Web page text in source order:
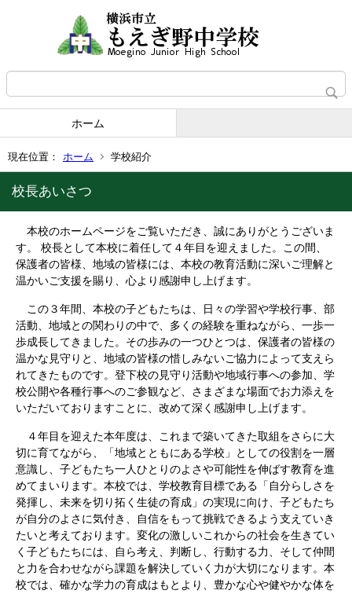
ホーム
現在位置： ホーム 学校紹介
校長あいさつ
本校のホームページをご覧いただき、誠にありがとうございま
す。 校長として本校に着任して４年目を迎えました。この間、
保護者の皆様、地域の皆様には、本校の教育活動に深いご理解と
温かいご支援を賜り、心より感謝申し上げます。
この３年間、本校の子どもたちは、日々の学習や学校行事、部
活動、地域との関わりの中で、多くの経験を重ねながら、一歩一
歩成長してきました。その歩みの一つひとつは、保護者の皆様の
温かな見守りと、地域の皆様の惜しみないご協力によって支えら
れてきたものです。登下校の見守り活動や地域行事への参加、学
校公開や各種行事へのご参観など、さまざまな場面でお力添えを
いただいておりますことに、改めて深く感謝申し上げます。
４年目を迎えた本年度は、これまで築いてきた取組をさらに大
切に育てながら、「地域とともにある学校」としての役割を一層
意識し、子どもたち一人ひとりのよさや可能性を伸ばす教育を進
めてまいります。本校では、学校教育目標である「自分らしさを
発揮し、未来を切り拓く生徒の育成」の実現に向け、子どもたち
が自分のよさに気付き、自信をもって挑戦できるよう支えていき
たいと考えております。変化の激しいこれからの社会を生きてい
く子どもたちには、自ら考え、判断し、行動する力、そして仲間
と力を合わせながら課題を解決していく力が大切になります。本
校では、確かな学力の育成はもとより、豊かな心や健やかな体を